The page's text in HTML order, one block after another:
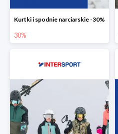
Kurtki i spodnie narciarskie -30%
30%